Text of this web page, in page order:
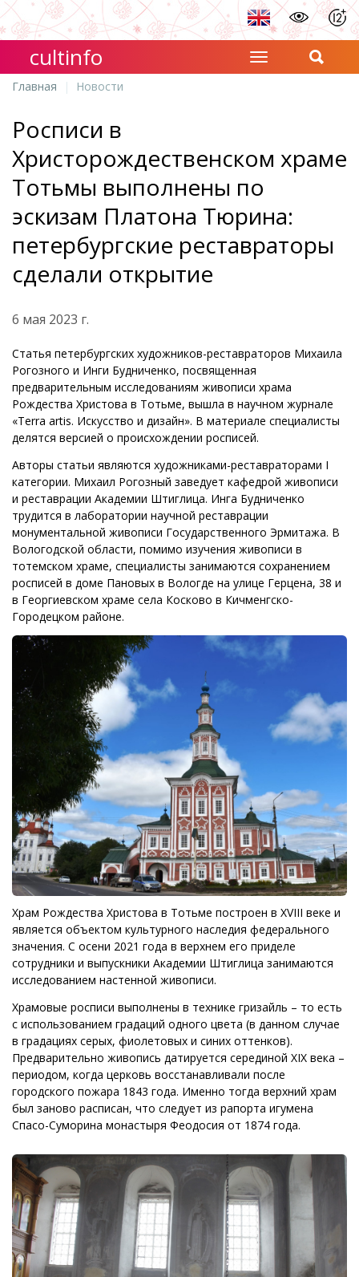
cultinfo
Главная Новости
Росписи в
Христорождественском храме
Тотьмы выполнены по
эскизам Платона Тюрина:
петербургские реставраторы
сделали открытие
6 мая 2023 г.
Статья петербургских художников-реставраторов Михаила
Рогозного и Инги Будниченко, посвященная
предварительным исследованиям живописи храма
Рождества Христова в Тотьме, вышла в научном журнале
«Terra artis. Искусство и дизайн». В материале специалисты
делятся версией о происхождении росписей.
Авторы статьи являются художниками-реставраторами I
категории. Михаил Рогозный заведует кафедрой живописи
и реставрации Академии Штиглица. Инга Будниченко
трудится в лаборатории научной реставрации
монументальной живописи Государственного Эрмитажа. В
Вологодской области, помимо изучения живописи в
тотемском храме, специалисты занимаются сохранением
росписей в доме Пановых в Вологде на улице Герцена, 38 и
в Георгиевском храме села Косково в Кичменгско-
Городецком районе.
Храм Рождества Христова в Тотьме построен в XVIII веке и
является объектом культурного наследия федерального
значения. С осени 2021 года в верхнем его приделе
сотрудники и выпускники Академии Штиглица занимаются
исследованием настенной живописи.
Храмовые росписи выполнены в технике гризайль – то есть
с использованием градаций одного цвета (в данном случае
в градациях серых, фиолетовых и синих оттенков).
Предварительно живопись датируется серединой XIX века –
периодом, когда церковь восстанавливали после
городского пожара 1843 года. Именно тогда верхний храм
был заново расписан, что следует из рапорта игумена
Спасо-Суморина монастыря Феодосия от 1874 года.